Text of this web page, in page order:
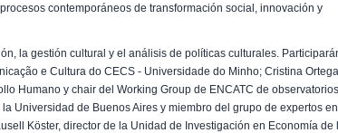
contemporáneos de transformación social, innovación y
la gestión cultural y el análisis de políticas culturales.
e Cultura do CECS - Universidade do Minho; Cristina Ortega
Humano y chair del Working Group de ENCATC de observatorios
Universidad de Buenos Aires y miembro del grupo de expertos en
Köster, director de la Unidad de Investigación en Economía de